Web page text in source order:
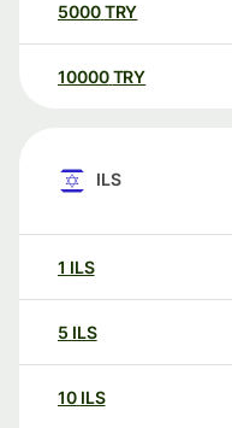
5000TRY
10000 TRY
ILS
1 ILS
5 ILS
10 ILS